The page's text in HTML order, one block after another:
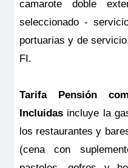
camarote doble
seleccionado -
portuarias y de
FI.
Tarifa Pensión
Incluidasincluye la
los restaurantes y
(cena con